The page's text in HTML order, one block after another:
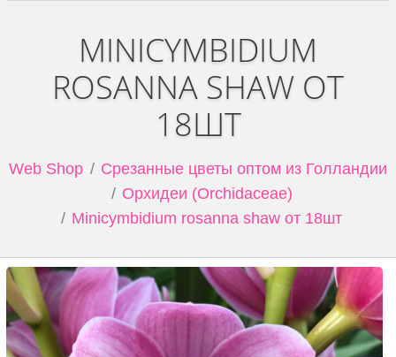
MINICYMBIDIUM
ROSANNA SHAW ОТ
18ШТ
Web Shop
Срезанные цветы оптом из Голландии
Орхидеи (Orchidaceae)
Minicymbidium rosanna shaw от 18шт